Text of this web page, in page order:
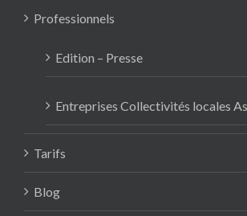
Professionnels
Edition – Presse
Entreprises Collectivités locales
Tarifs
Blog